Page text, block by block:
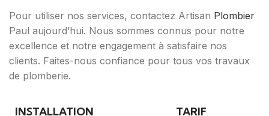
Pour utiliser nos services, contactez Artisan Plombier
Paul aujourd’hui. Nous sommes connus pour notre
excellence et notre engagement à satisfaire nos
clients. Faites-nous confiance pour tous vos travaux
de plomberie.
INSTALLATION TARIF